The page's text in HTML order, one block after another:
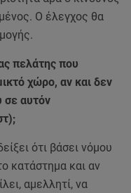
Ο έλεγχος θα
πελάτης που
χώρο, αν και δεν
σε αυτόν
ότι βάσει νόμου
κατάστημα και αν
αμελλητί, να